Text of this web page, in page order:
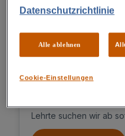
Sonderfahrzeuge
01/08/2026
Lehrte suchen wir ab
Datenschutzrichtlinie
Cookie-Einstellungen
Alle ablehnen